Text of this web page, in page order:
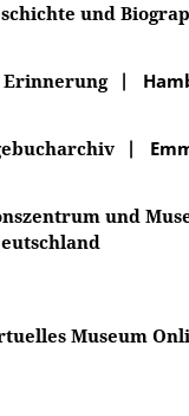
und
|
|
und
Museum